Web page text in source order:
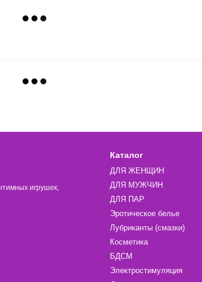
игрушек,
Каталог
ДЛЯ ЖЕНЩИН
ДЛЯ МУЖЧИН
ДЛЯ ПАР
Эротическое белье
Лубриканты (смазки)
Косметика
БДСМ
Электростимуляция